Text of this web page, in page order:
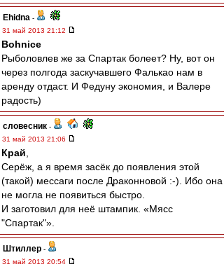
Ehidna -
31 май 2013 21:12
Bohnice
Рыболовлев же за Спартак болеет? Ну, вот он
через полгода заскучавшего Фалькао нам в
аренду отдаст. И Федуну экономия, и Валере
радость)
словесник -
31 май 2013 21:06
Край
Серёж, а я время засёк до появления этой
(такой) мессаги после Драконновой :-). Ибо она
не могла не появиться быстро.
И заготовил для неё штампик. «Мясс
"Спартак"».
Штиллер -
31 май 2013 20:54